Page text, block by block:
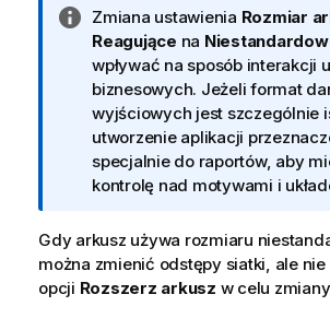
I
n
f
o
r
m
a
c
a
Zmiana ustawienia Rozmiar
Reagujące na
wpływać na sposób interakcji
biznesowych. Jeżeli format
wyjściowych jest szczególnie
utworzenie aplikacji
specjalnie do raportów, aby
kontrolę nad motywami i
Gdy arkusz używa rozmiaru
można zmienić odstępy siatki, ale
opcji Rozszerz arkusz w celu